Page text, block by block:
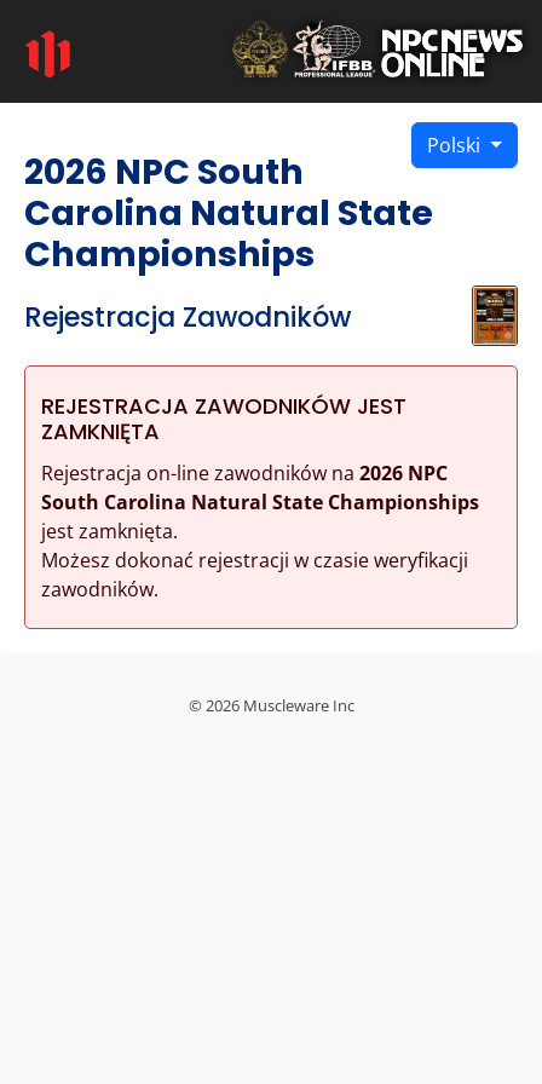
Polski
2026 NPC South
Carolina Natural State
Championships
Rejestracja Zawodników
REJESTRACJA ZAWODNIKÓW JEST
ZAMKNIĘTA
Rejestracja on-line zawodników na 2026 NPC
South Carolina Natural State Championships
jest zamknięta.
Możesz dokonać rejestracji w czasie weryfikacji
zawodników.
© 2026 Muscleware Inc